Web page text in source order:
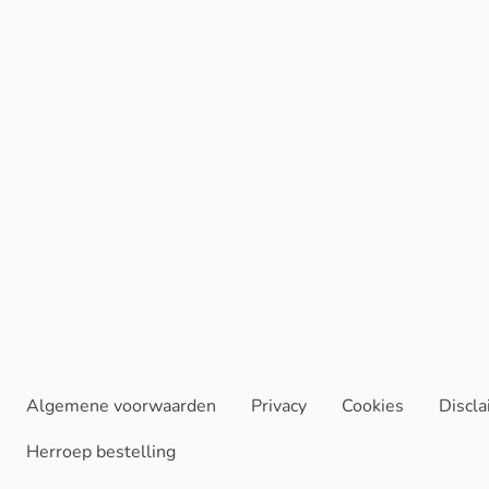
Algemene voorwaarden Privacy Cookies
Herroep bestelling